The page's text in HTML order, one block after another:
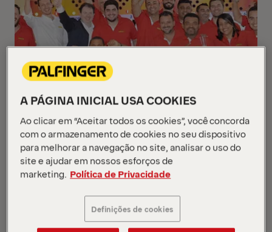
A PÁGINA INICIAL USA COOKIES
Ao clicar em “Aceitar todos os cookies”, você concorda
com o armazenamento de cookies no seu dispositivo
para melhorar a navegação no site, analisar o uso do
site e ajudar em nossos esforços de
marketing. Política de Privacidade
Definições de cookies